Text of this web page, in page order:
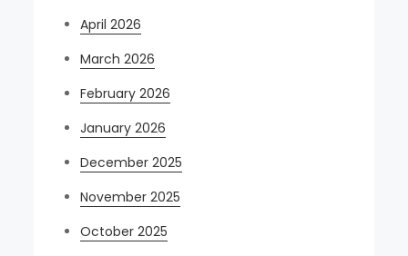
April 2026
March 2026
February 2026
January 2026
December 2025
November 2025
October 2025